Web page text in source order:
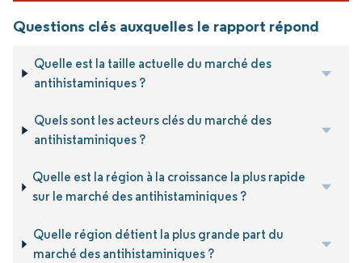
Questions clés auxquelles le rapport répond
Quelle est la taille actuelle du marché des
antihistaminiques ?
Quels sont les acteurs clés du marché des
antihistaminiques ?
Quelle est la région à la croissance la plus rapide
sur le marché des antihistaminiques ?
Quelle région détient la plus grande part du
marché des antihistaminiques ?